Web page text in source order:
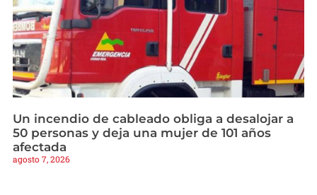
Un incendio de cableado obliga a desalojar a
50 personas y deja una mujer de 101 años
afectada
agosto 7, 2026